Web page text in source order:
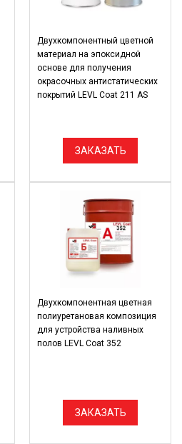
Двухкомпонентный цветной
материал на эпоксидной
основе для получения
окрасочных антистатических
покрытий LEVL Coat 211 AS
ЗАКАЗАТЬ
Двухкомпонентная цветная
полиуретановая композиция
для устройства наливных
полов LEVL Coat 352
ЗАКАЗАТЬ